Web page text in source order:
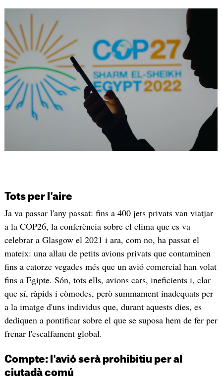
Tots per l'aire
Ja va passar l'any passat: fins a 400 jets privats van viatjar
a la COP26, la conferència sobre el clima que es va
celebrar a Glasgow el 2021 i ara, com no, ha passat el
mateix: una allau de petits avions privats que contaminen
fins a catorze vegades més que un avió comercial han volat
fins a Egipte. Són, tots ells, avions cars, ineficients i, clar
que sí, ràpids i còmodes, però summament inadequats per
a la imatge d'uns individus que, durant aquests dies, es
dediquen a pontificar sobre el que se suposa hem de fer per
frenar l'escalfament global.
Compte: l'avió serà prohibitiu per al
ciutadà comú